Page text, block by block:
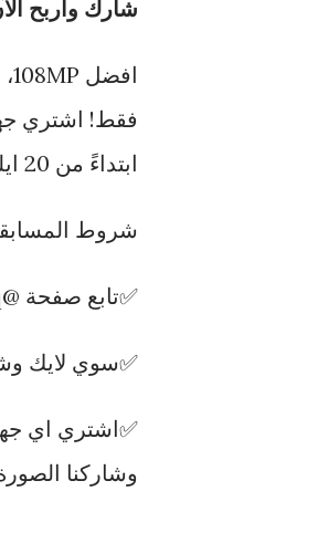
شارك واربح
ابتداءً من 20 ايلول الى 25 ايلول!
شروط
✅تابع صفحة @realmeiraq الرسمية
✅سوي لايك
وشاركنا